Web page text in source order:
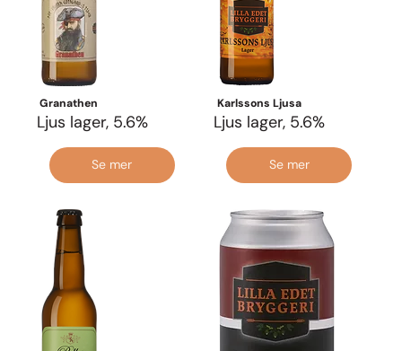
Granathen
Ljus lager, 5.6%
Se mer
Karlssons Ljusa
Ljus lager, 5.6%
Se mer